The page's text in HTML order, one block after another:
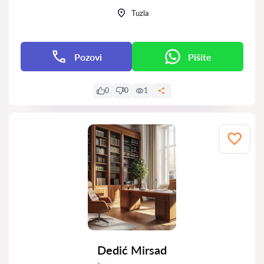
Tuzla
Pozovi Pišite
0 0 1
Dedić Mirsad